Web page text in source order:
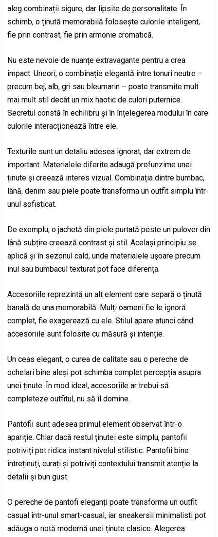
aleg combinații sigure, dar lipsite de personalitate. În
schimb, o ținută memorabilă folosește culorile inteligent,
fie prin contrast, fie prin armonie cromatică.
Nu este nevoie de nuanțe extravagante pentru a crea
impact. Uneori, o combinație elegantă între tonuri neutre –
precum bej, alb, gri sau bleumarin – poate transmite mult
mai mult stil decât un mix haotic de culori puternice.
Secretul constă în echilibru și în înțelegerea modului în care
culorile interacționează între ele.
Texturile sunt un detaliu adesea ignorat, dar extrem de
important. Materialele diferite adaugă profunzime unei
ținute și creează interes vizual. Combinația dintre bumbac,
lână, denim sau piele poate transforma un outfit simplu într-
unul sofisticat.
De exemplu, o jachetă din piele purtată peste un pulover din
lână subțire creează contrast și stil. Același principiu se
aplică și în sezonul cald, unde materialele ușoare precum
inul sau bumbacul texturat pot face diferența.
Accesoriile reprezintă un alt element care separă o ținută
banală de una memorabilă. Mulți oameni fie le ignoră
complet, fie exagerează cu ele. Stilul apare atunci când
accesoriile sunt folosite cu măsură și intenție.
Un ceas elegant, o curea de calitate sau o pereche de
ochelari bine aleși pot schimba complet percepția asupra
unei ținute. În mod ideal, accesoriile ar trebui să
completeze outfitul, nu să îl domine.
Pantofii sunt adesea primul element observat într-o
apariție. Chiar dacă restul ținutei este simplu, pantofii
potriviți pot ridica instant nivelul stilistic. Pantofii bine
întreținuți, curați și potriviți contextului transmit atenție la
detalii și bun gust.
O pereche de pantofi eleganți poate transforma un outfit
casual într-unul smart-casual, iar sneakersii minimalisti pot
adăuga o notă modernă unei ținute clasice. Alegerea